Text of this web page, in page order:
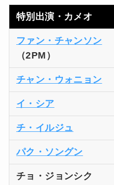
特別出演・カメオ
ファン・チャンソン
（2PM）
チャン・ウォニョン
イ・シア
チ・イルジュ
パク・ソングン
チョ・ジョンシク